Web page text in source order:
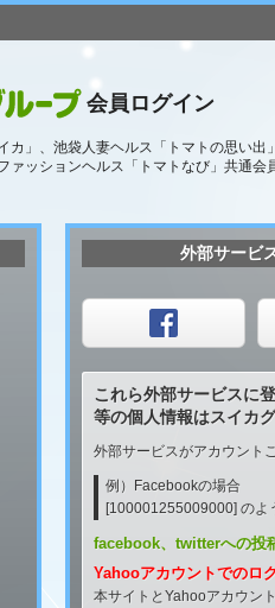
会員ログイン
カ」、池袋人妻ヘルス「トマトの思い出
ッションヘルス「トマトなび」共通会
外部サービ
これら外部サービスに
等の個人情報はスイカ
外部サービスがアカウント
例）Facebookの場合
[100001255009000] のよ
facebook、twitterへの投
Yahooアカウントでのロ
本サイトとYahooアカウン